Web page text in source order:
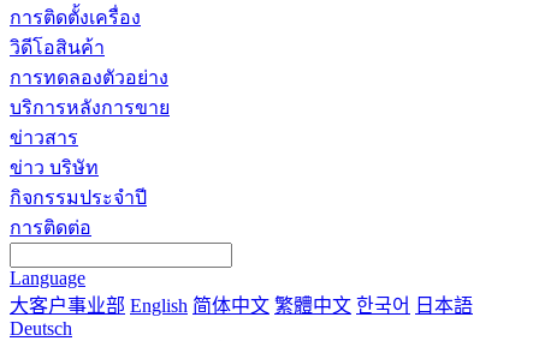
การติดตั้งเครื่อง
วิดีโอสินค้า
การทดลองตัวอย่าง
บริการหลังการขาย
ข่าวสาร
ข่าว บริษัท
กิจกรรมประจำปี
การติดต่อ
Language
大客户事业部 English 简体中文 繁體中文 한국어
日本語
Deutsch